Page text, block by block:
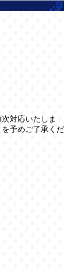
対応いたしま
予めご了承くだ